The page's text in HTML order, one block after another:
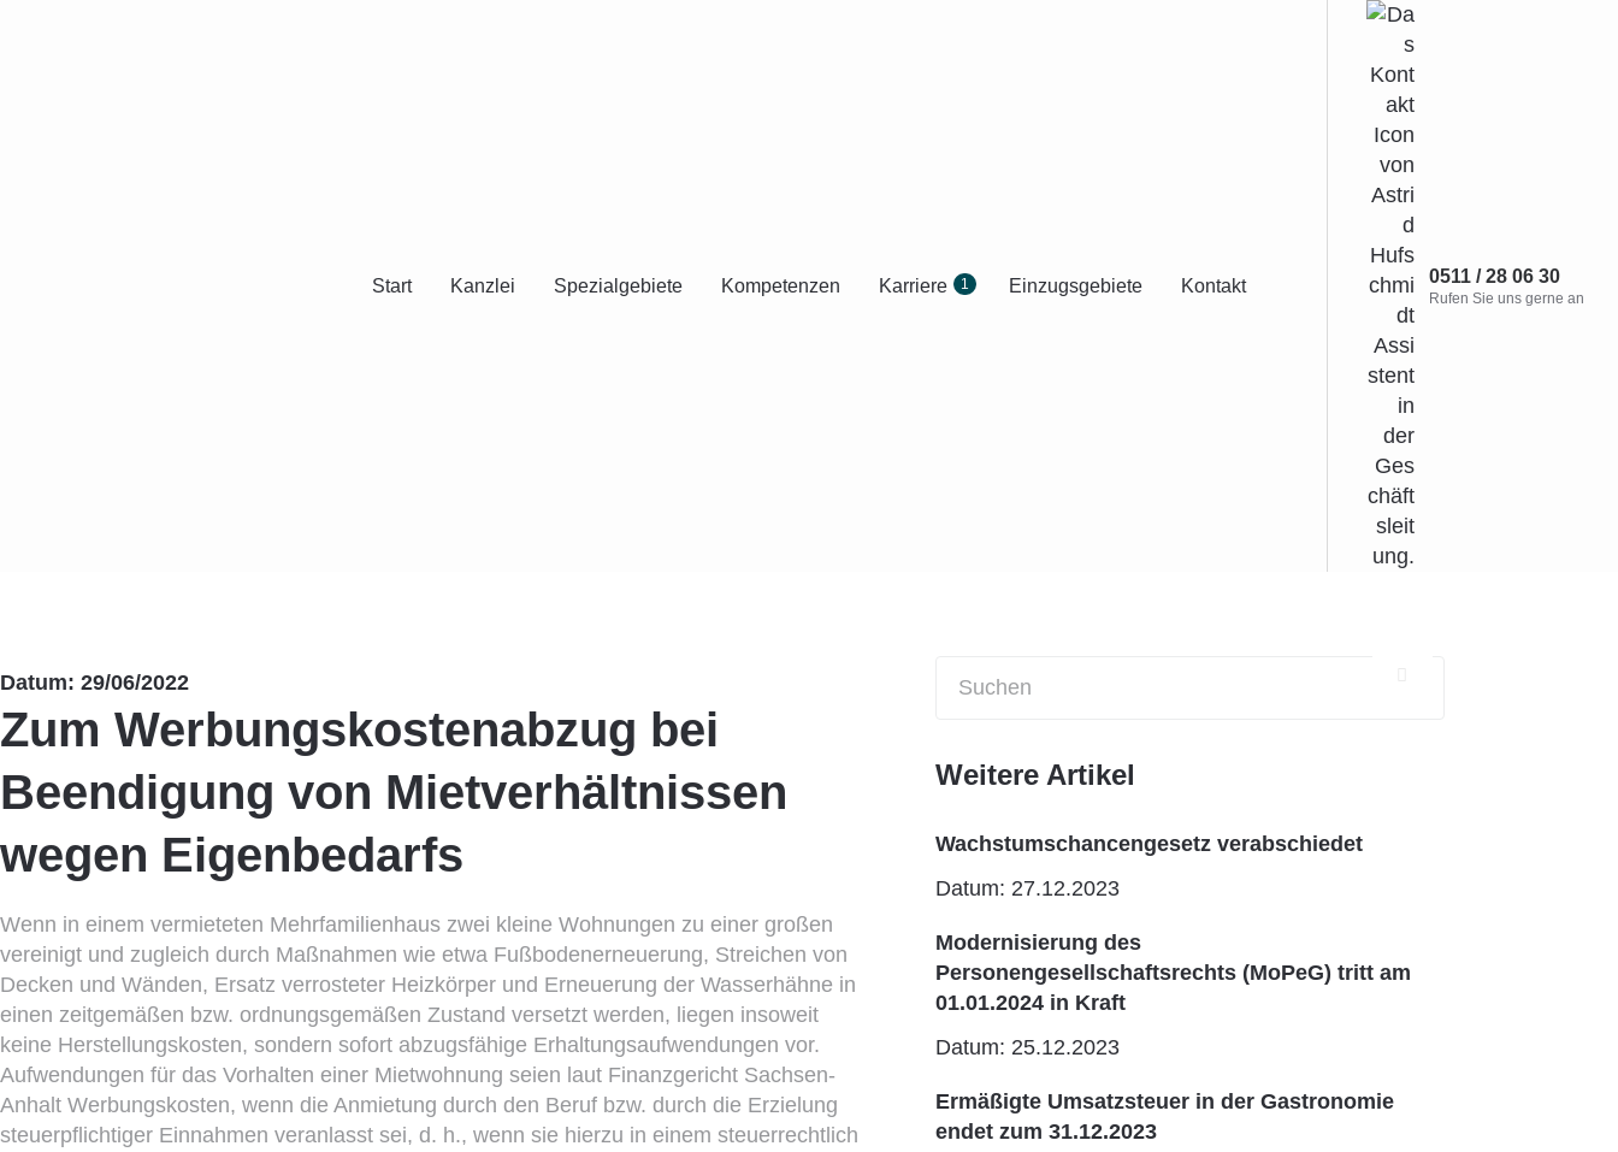
Start Kanzlei Spezialgebiete Kompetenzen Karriere 1 Einzugsgebiete Kontakt 0511 / 28 06 30
Rufen Sie uns gerne an
Datum: 29/06/2022
Zum Werbungskostenabzug bei
Beendigung von Mietverhältnissen
wegen Eigenbedarfs
Wenn in einem vermieteten Mehrfamilienhaus zwei kleine Wohnungen zu einer großen
vereinigt und zugleich durch Maßnahmen wie etwa Fußbodenerneuerung, Streichen von
Decken und Wänden, Ersatz verrosteter Heizkörper und Erneuerung der Wasserhähne in
einen zeitgemäßen bzw. ordnungsgemäßen Zustand versetzt werden, liegen insoweit
keine Herstellungskosten, sondern sofort abzugsfähige Erhaltungsaufwendungen vor.
Aufwendungen für das Vorhalten einer Mietwohnung seien laut Finanzgericht Sachsen-
Anhalt Werbungskosten, wenn die Anmietung durch den Beruf bzw. durch die Erzielung
steuerpflichtiger Einnahmen veranlasst sei, d. h., wenn sie hierzu in einem steuerrechtlich
Weitere Artikel
Wachstumschancengesetz verabschiedet
Datum: 27.12.2023
Modernisierung des
Personengesellschaftsrechts (MoPeG) tritt am
01.01.2024 in Kraft
Datum: 25.12.2023
Ermäßigte Umsatzsteuer in der Gastronomie
endet zum 31.12.2023